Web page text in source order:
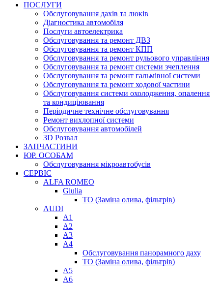
ПОСЛУГИ
Обслуговування дахів та люків
Діагностика автомобіля
Послуги автоелектрика
Обслуговування та ремонт ДВЗ
Обслуговування та ремонт КПП
Обслуговування та ремонт рульового управління
Обслуговування та ремонт системи зчеплення
Обслуговування та ремонт гальмівної системи
Обслуговування та ремонт ходової частини
Обслуговування системи охолодження, опалення
та кондиціювання
Періодичне технічне обслуговування
Ремонт вихлопної системи
Обслуговування автомобілей
3D Розвал
ЗАПЧАСТИНИ
ЮР. ОСОБАМ
Обслуговування мікроавтобусів
СЕРВІС
ALFA ROMEO
Giulia
ТО (Заміна олива, фільтрів)
AUDI
A1
A2
A3
A4
Обслуговування панорамного даху
ТО (Заміна олива, фільтрів)
A5
A6